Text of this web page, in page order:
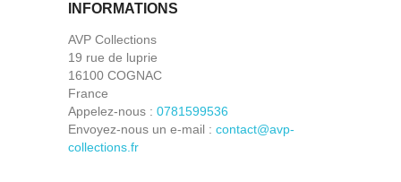
INFORMATIONS
AVP Collections
19 rue de luprie
16100 COGNAC
France
Appelez-nous : 0781599536
Envoyez-nous un e-mail : contact@avp-
collections.fr